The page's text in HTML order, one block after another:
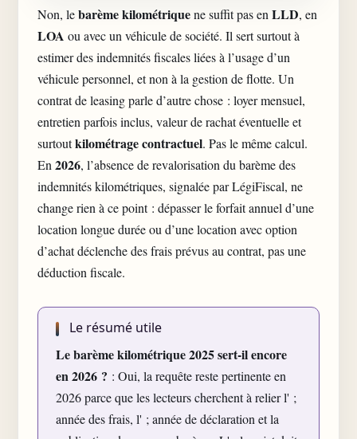
Non, lebarème kilométriquene suffit pas en LLD, en
LOA ou avec un véhicule de société. Il sert surtout à
estimer des indemnités fiscales liées à l’usage d’un
véhicule personnel, et non à la gestion de flotte. Un
contrat de leasing parle d’autre chose : loyer mensuel,
entretien parfois inclus, valeur de rachat éventuelle et
surtoutkilométrage contractuel. Pas le même calcul.
En 2026, l’absence de revalorisation du barème des
indemnités kilométriques, signalée par LégiFiscal, ne
change rien à ce point : dépasser le forfait annuel d’une
location longue durée ou d’une location avec option
d’achat déclenche des frais prévus au contrat, pas une
déduction fiscale.
Le résumé utile
Le barème kilométrique 2025 sert-il encore
en 2026 ? : Oui, la requête reste pertinente en
2026 parce que les lecteurs cherchent à relier l' ;
année des frais, l' ; année de déclaration et la